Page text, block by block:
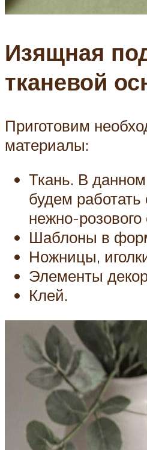
Изящная
тканевой
Приготовим
материалы:
Ткань. В
будем
нежно-розового
Шаблоны в
Ножницы,
Элементы
Клей.